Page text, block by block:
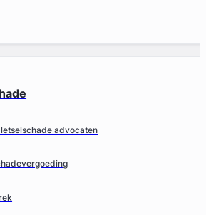
advocaten